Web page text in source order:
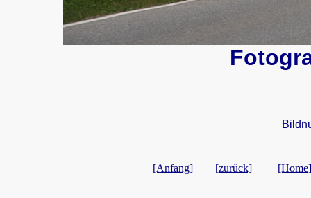
[Anfang] [zurück] [Home]